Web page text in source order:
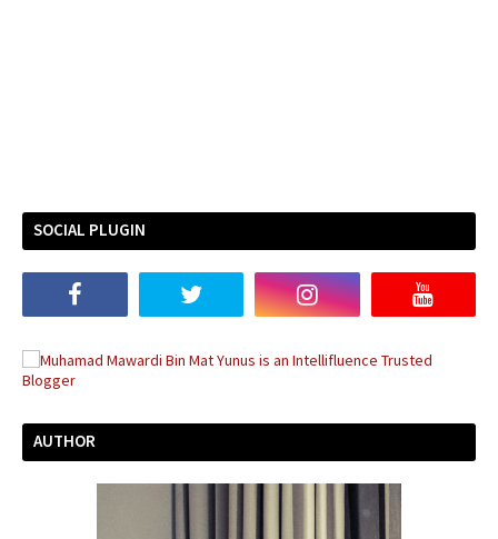
SOCIAL PLUGIN
AUTHOR